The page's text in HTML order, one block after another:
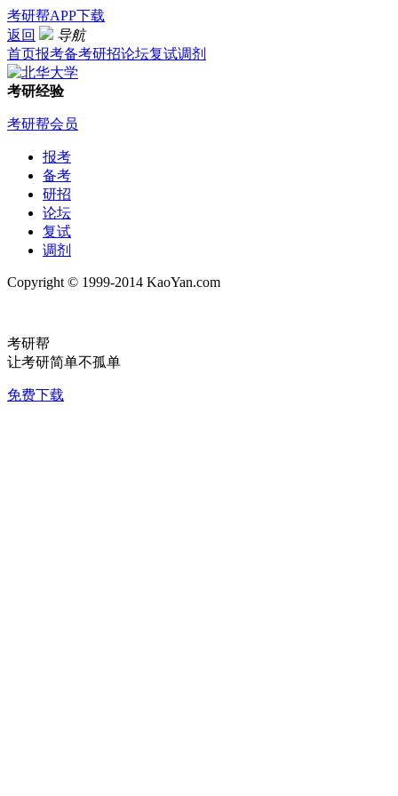
考研帮APP下载
返回
导航
首页报考备考研招论坛复试调剂
考研经验
考研帮会员
报考
备考
研招
论坛
复试
调剂
Copyright © 1999-2014 KaoYan.com
考研帮
让考研简单不孤单
免费下载